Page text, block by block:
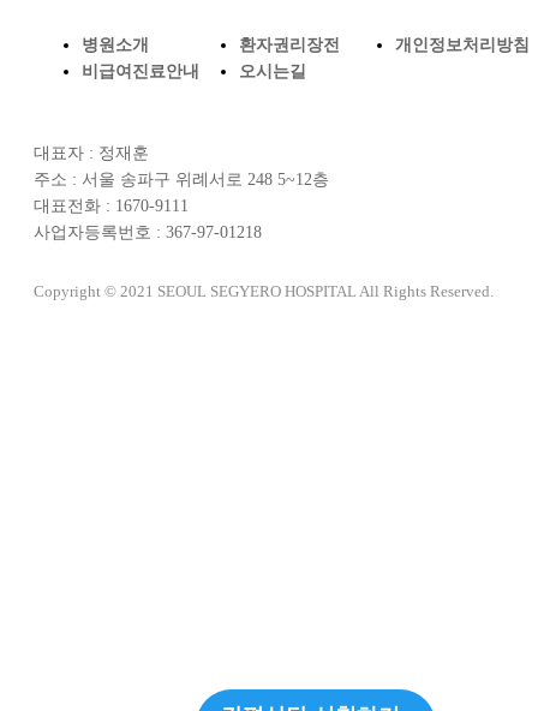
병원소개 환자권리장전
개인정보처리방침
비급여진료안내
오시는길
대표자 : 정재훈
주소 : 서울 송파구 위례서로 248 5~12층
대표전화 : 1670-9111
사업자등록번호 : 367-97-01218
Copyright © 2021 SEOUL SEGYERO HOSPITAL All Rights Reserved.